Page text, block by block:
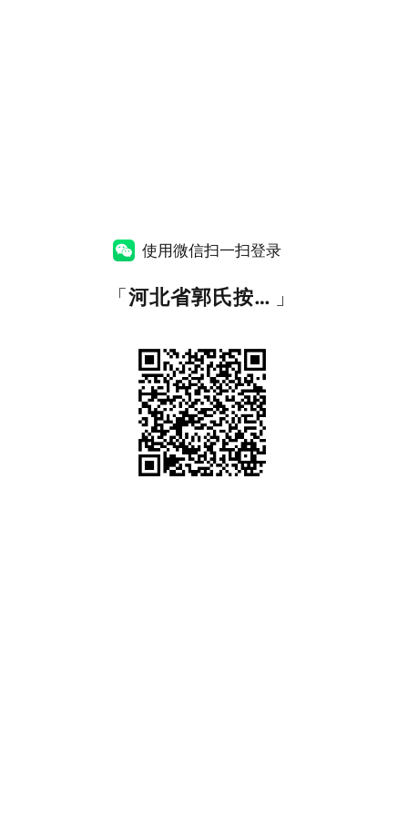
使用微信扫一扫登录
「 河北省郭氏按摩职业培训学校 」